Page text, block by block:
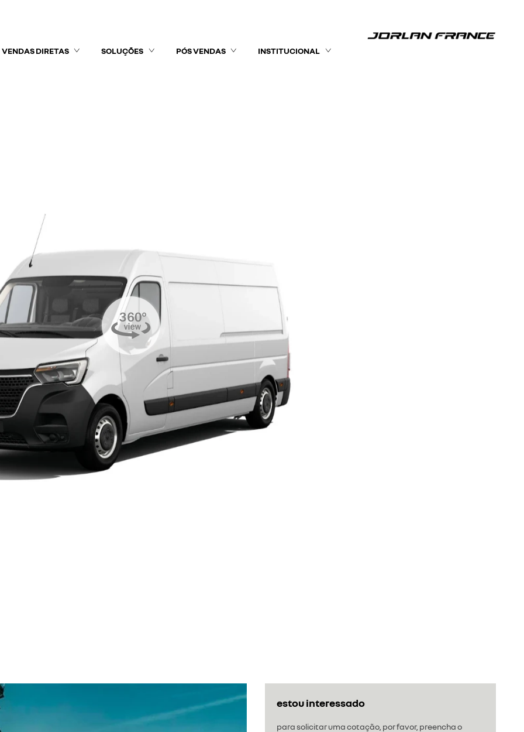
VENDAS DIRETAS SOLUÇÕES PÓS VENDAS INSTITUCIONAL
estou interessado
para solicitar uma cotação, por favor, preencha o